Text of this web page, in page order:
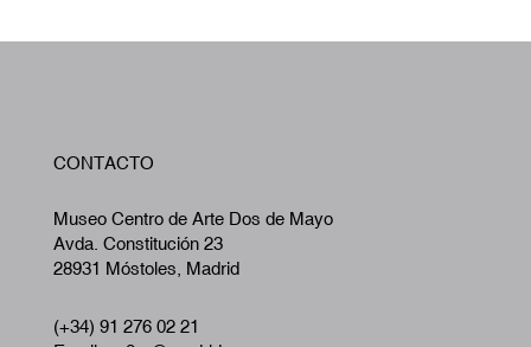
CONTACTO
Museo Centro de Arte Dos de Mayo
Avda. Constitución 23
28931 Móstoles, Madrid
(+34) 91 276 02 21